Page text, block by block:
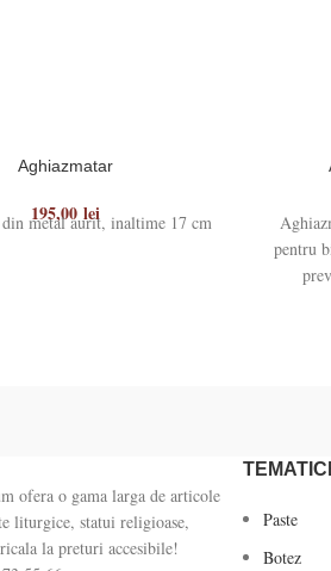
Aghiazmatar
195,00 lei
metal aurit, inaltime 17 cm
pentru
ofera o gama larga de articole
liturgice, statui religioase,
la preturi accesibile!
Paste
Botez